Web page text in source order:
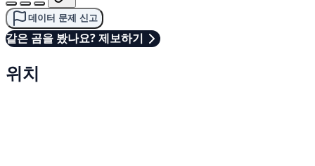
데이터 문제 신고
같은 곰을 봤나요? 제보하기
위치